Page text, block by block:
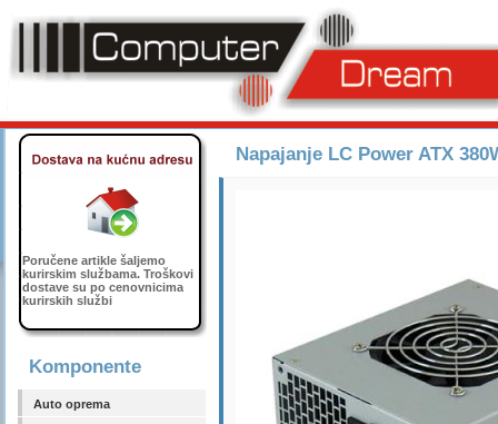
Poručene artikle šaljemo
kurirskim službama. Troškovi
dostave su po cenovnicima
kurirskih službi
Komponente
Auto oprema
Napajanje LC Power ATX